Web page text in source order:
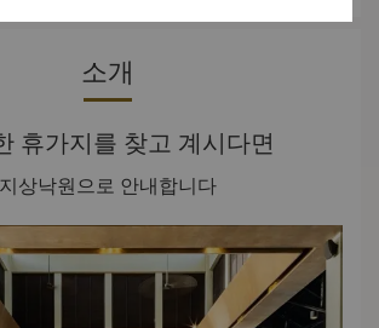
소개
휴가지를 찾고 계시다면
지상낙원으로 안내합니다